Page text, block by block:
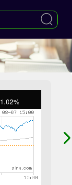
1.02%